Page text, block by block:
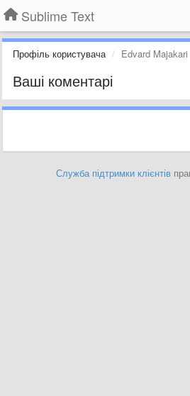
Sublime Text
Профіль користувача Edvard Majakari
Ваші коментарі
Служба підтримки клієнтів